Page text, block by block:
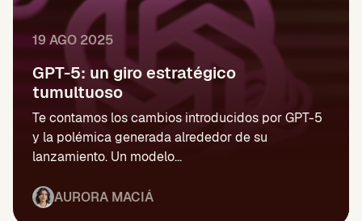
19 AGO 2025
GPT-5: un giro estratégico
tumultuoso
Te contamos los cambios introducidos por GPT-5
y la polémica generada alrededor de su
lanzamiento. Un modelo...
AURORA MACIÁ